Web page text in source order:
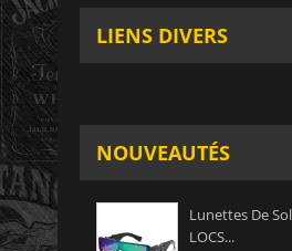
LIENS DIVERS
NOUVEAUTÉS
Lunettes De
LOCS...